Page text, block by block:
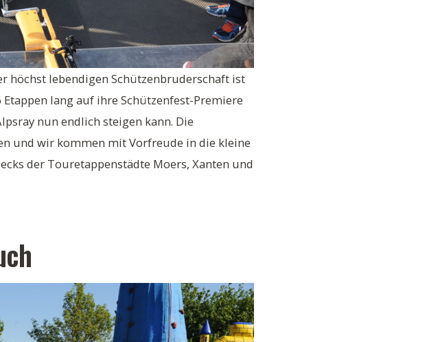
höchst lebendigen Schützenbruderschaft ist
lang auf ihre Schützenfest-Premiere
nun endlich steigen kann. Die
und wir kommen mit Vorfreude in die kleine
der Touretappenstädte Moers, Xanten und